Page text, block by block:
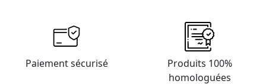
Châteaudun (28200),
Nogent-le-Rotrou (28400),
Mainvilliers (28300),
Paiement sécurisé
Produits 100%
homologuées